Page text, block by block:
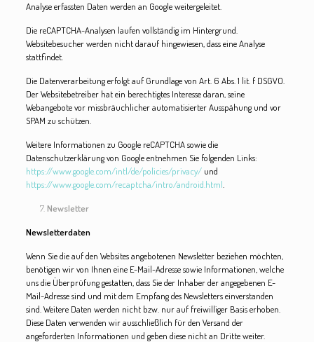
Analyse erfassten Daten werden an Google weitergeleitet.
Die reCAPTCHA-Analysen laufen vollständig im Hintergrund.
Websitebesucher werden nicht darauf hingewiesen, dass eine Analyse
stattfindet.
Die Datenverarbeitung erfolgt auf Grundlage von Art. 6 Abs. 1 lit. f DSGVO.
Der Websitebetreiber hat ein berechtigtes Interesse daran, seine
Webangebote vor missbräuchlicher automatisierter Ausspähung und vor
SPAM zu schützen.
Weitere Informationen zu Google reCAPTCHA sowie die
Datenschutzerklärung von Google entnehmen Sie folgenden Links:
https://www.google.com/intl/de/policies/privacy/und
https://www.google.com/recaptcha/intro/android.html
Newsletter
Newsletterdaten
Wenn Sie die auf den Websites angebotenen Newsletter beziehen möchten,
benötigen wir von Ihnen eine E-Mail-Adresse sowie Informationen, welche
uns die Überprüfung gestatten, dass Sie der Inhaber der angegebenen E-
Mail-Adresse sind und mit dem Empfang des Newsletters einverstanden
sind. Weitere Daten werden nicht bzw. nur auf freiwilliger Basis erhoben.
Diese Daten verwenden wir ausschließlich für den Versand der
angeforderten Informationen und geben diese nicht an Dritte weiter.